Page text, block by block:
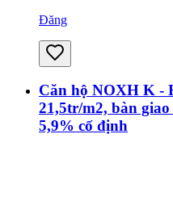
Đăng
Căn hộ NOXH K -
21,5tr/m2, bàn
5,9% cố định